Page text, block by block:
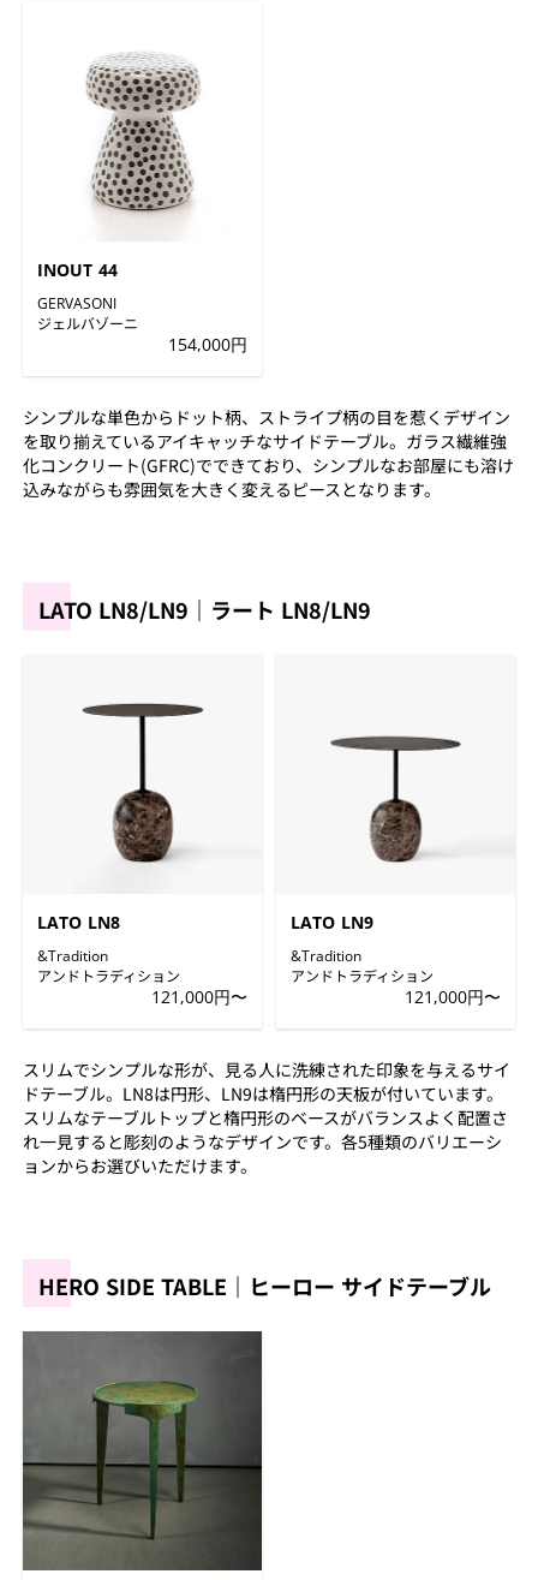
INOUT 44
GERVASONI
ジェルバゾーニ
154,000円
シンプルな単色からドット柄、ストライプ柄の目を惹くデザイン
を取り揃えているアイキャッチなサイドテーブル。ガラス繊維強
化コンクリート(GFRC)でできており、シンプルなお部屋にも溶け
込みながらも雰囲気を大きく変えるピースとなります。
LATO LN8/LN9｜ラート LN8/LN9
LATO LN8
&Tradition
アンドトラディション
121,000円〜
LATO LN9
&Tradition
アンドトラディション
121,000円〜
スリムでシンプルな形が、見る人に洗練された印象を与えるサイ
ドテーブル。LN8は円形、LN9は楕円形の天板が付いています。
スリムなテーブルトップと楕円形のベースがバランスよく配置さ
れ一見すると彫刻のようなデザインです。各5種類のバリエーシ
ョンからお選びいただけます。
HERO SIDE TABLE｜ヒーロー サイドテーブル